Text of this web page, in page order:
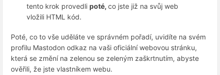
tento krok provedli poté, co jste již na svůj web
vložili HTML kód.
Poté, co to vše uděláte ve správném pořadí, uvidíte na svém
profilu Mastodon odkaz na vaši oficiální webovou stránku,
která se změní na zelenou se zeleným zaškrtnutím, abyste
ověřili, že jste vlastníkem webu.